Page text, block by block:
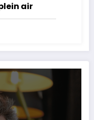
air